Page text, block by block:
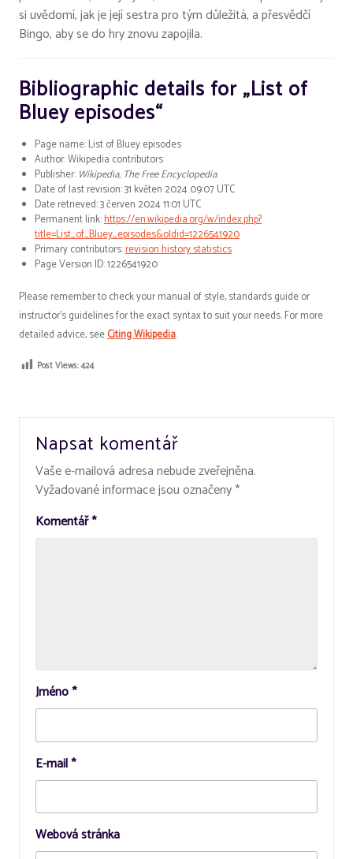
si uvědomí, jak je její sestra pro tým důležitá, a přesvědčí
Bingo, aby se do hry znovu zapojila.
Bibliographic details for „List of
Bluey episodes“
Page name: List of Bluey episodes
Author: Wikipedia contributors
Publisher: Wikipedia, The Free Encyclopedia.
Date of last revision: 31 květen 2024 09:07 UTC
Date retrieved: 3 červen 2024 11:01 UTC
Permanent link:https://en.wikipedia.org/w/index.php?
title=List_of_Bluey_episodes&oldid=1226541920
Primary contributors:revision history statistics
Page Version ID: 1226541920
Please remember to check your manual of style, standards guide or
instructor’s guidelines for the exact syntax to suit your needs. For more
detailed advice, seeCiting Wikipedia.
Post Views:424
Napsat komentář
Vaše e-mailová adresa nebude zveřejněna.
Vyžadované informace jsou označeny*
Komentář*
Jméno*
E-mail*
Webová stránka